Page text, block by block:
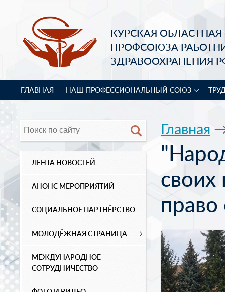
КУРСКАЯ
ПРОФСОЮЗА
ЗДРАВООХРАНЕНИЯ
ГЛАВНАЯ НАШ ПРОФЕССИОНАЛЬНЫЙ СОЮЗ
ЛЕНТА НОВОСТЕЙ
АНОНС МЕРОПРИЯТИЙ
СОЦИАЛЬНОЕ ПАРТНЁРСТВО
МОЛОДЁЖНАЯ СТРАНИЦА
МЕЖДУНАРОДНОЕ
СОТРУДНИЧЕСТВО
Главная
своих